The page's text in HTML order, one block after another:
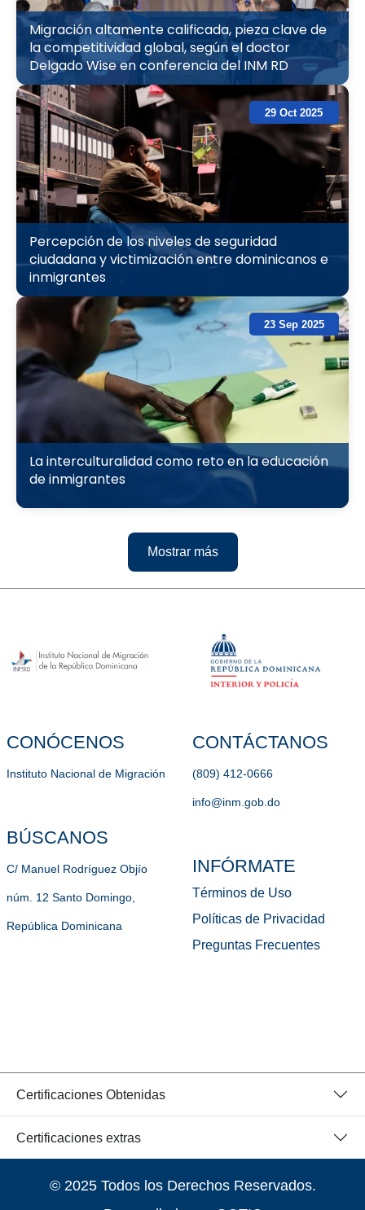
Migración altamente calificada, pieza clave de
la competitividad global, según el doctor
Delgado Wise en conferencia del INM RD
29 Oct 2025
Percepción de los niveles de seguridad
ciudadana y victimización entre dominicanos e
inmigrantes
23 Sep 2025
La interculturalidad como reto en la educación
de inmigrantes
Mostrar más
CONÓCENOS
Instituto Nacional de Migración
BÚSCANOS
C/ Manuel Rodríguez Objío
núm. 12 Santo Domingo,
República Dominicana
CONTÁCTANOS
(809) 412-0666
info@inm.gob.do
INFÓRMATE
Términos de Uso
Políticas de Privacidad
Preguntas Frecuentes
Certificaciones Obtenidas
Certificaciones extras
© 2025 Todos los Derechos Reservados.